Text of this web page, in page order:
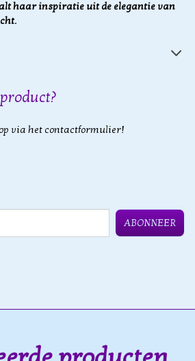
haar inspiratie uit de elegantie van
via het contactformulier!
ABONNEER